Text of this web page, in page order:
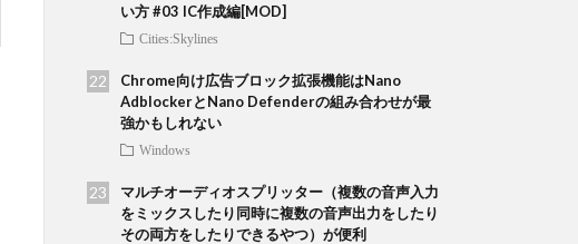
い方 #03 IC作成編[MOD]
Cities:Skylines
Chrome向け広告ブロック拡張機能はNano
AdblockerとNano Defenderの組み合わせが最
強かもしれない
Windows
マルチオーディオスプリッター（複数の音声入力
をミックスしたり同時に複数の音声出力をしたり
その両方をしたりできるやつ）が便利